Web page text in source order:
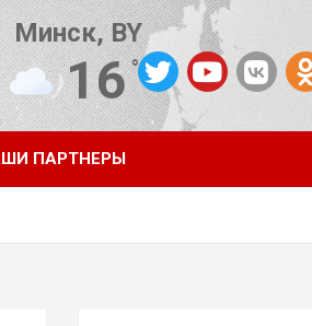
Минск, BY
16°C
от OpenWeatherMap
ПАРТНЕРЫ